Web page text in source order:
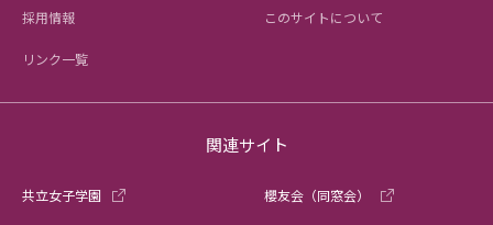
採用情報 このサイトについて
リンク一覧
関連サイト
共立女子学園 櫻友会（同窓会）